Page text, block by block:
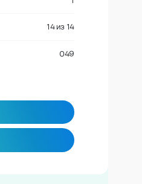
14из 14
049